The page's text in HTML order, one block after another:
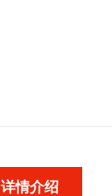
详情介绍